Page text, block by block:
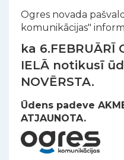
Ogres novada
komunikācijas"
ka 6.FEBRUĀRĪ
IELĀ notikusī
NOVĒRSTA.
Ūdens padeve
ATJAUNOTA.